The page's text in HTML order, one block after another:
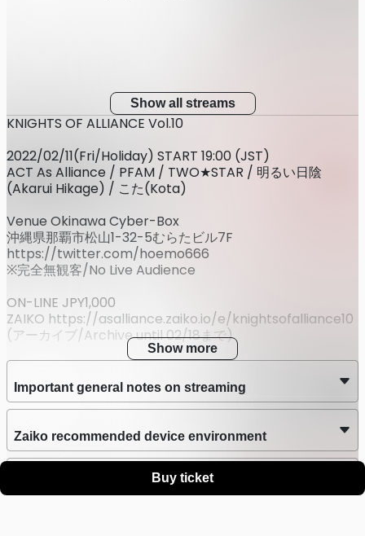
Show all streams
KNIGHTS OF ALLIANCE Vol.10
2022/02/11(Fri/Holiday) START 19:00 (JST)
ACT As Alliance / PFAM / TWO★STAR / 明るい日陰
(Akarui Hikage) / こた(Kota)
Venue Okinawa Cyber-Box
沖縄県那覇市松山1-32-5むらたビル7F
https://twitter.com/hoemo666
※完全無観客/No Live Audience
ON-LINE JPY1,000
ZAIKO https://asalliance.zaiko.io/e/knightsofalliance10
(アーカイブ/Archive until 02/18まで)
Planning&Produced by: Fortress Arts Studio LLC
Organized by: Free Planet Music Co., Ltd.
Sponsored by: 中部内装/株式会社KMC/株式会社沖メタ鋼
業/沖縄バイク買取センター/リフォームファイン/モーター
サイクルショップアチーブ/宜野湾保険サポート/ナカムラ薬
店/Racing F-ZERO
Show more
Important general notes on streaming
Zaiko recommended device environment
Zaiko recommended network communication
environment
Buy ticket